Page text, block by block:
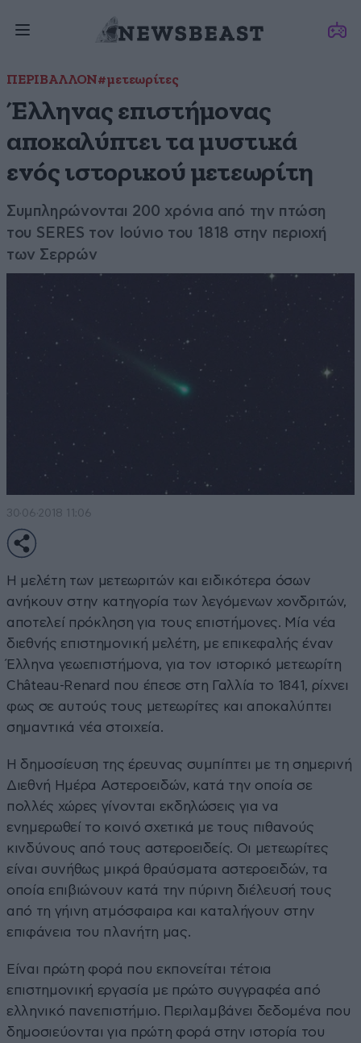
ΠΕΡΙΒΑΛΛΟΝ#μετεωρίτες
Έλληνας επιστήμονας
αποκαλύπτει τα μυστικά
ενός ιστορικού μετεωρίτη
Συμπληρώνονται 200 χρόνια από την πτώση
του SERES τον Ιούνιο του 1818 στην περιοχή
των Σερρών
30·06·2018 11:06
Η μελέτη των μετεωριτών και ειδικότερα όσων
ανήκουν στην κατηγορία των λεγόμενων χονδριτών,
αποτελεί πρόκληση για τους επιστήμονες. Μία νέα
διεθνής επιστημονική μελέτη, με επικεφαλής έναν
Έλληνα γεωεπιστήμονα, για τον ιστορικό μετεωρίτη
Château-Renard που έπεσε στη Γαλλία το 1841, ρίχνει
φως σε αυτούς τους μετεωρίτες και αποκαλύπτει
σημαντικά νέα στοιχεία.
Η δημοσίευση της έρευνας συμπίπτει με τη σημερινή
Διεθνή Ημέρα Αστεροειδών, κατά την οποία σε
πολλές χώρες γίνονται εκδηλώσεις για να
ενημερωθεί το κοινό σχετικά με τους πιθανούς
κινδύνους από τους αστεροειδείς. Οι μετεωρίτες
είναι συνήθως μικρά θραύσματα αστεροειδών, τα
οποία επιβιώνουν κατά την πύρινη διέλευσή τους
από τη γήινη ατμόσφαιρα και καταλήγουν στην
επιφάνεια του πλανήτη μας.
Είναι πρώτη φορά που εκπονείται τέτοια
επιστημονική εργασία με πρώτο συγγραφέα από
ελληνικό πανεπιστήμιο. Περιλαμβάνει δεδομένα που
δημοσιεύονται για πρώτη φορά στην ιστορία του